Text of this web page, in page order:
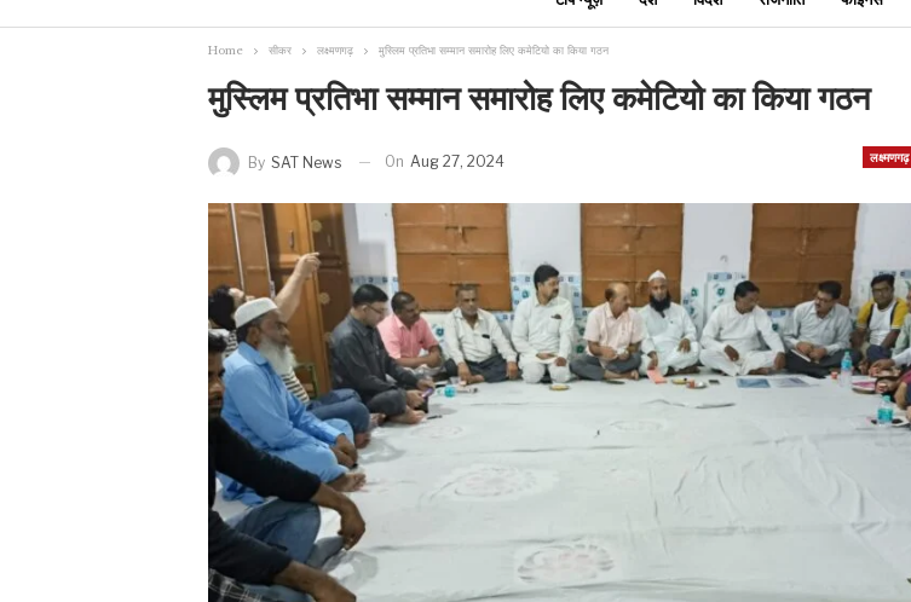
Home सीकर लक्ष्मणगढ़ मुस्लिम प्रतिभा सम्मान समारोह लिए कमेटियो का किया गठन
मुस्लिम प्रतिभा सम्मान समारोह लिए कमेटियो का किया गठन
लक्ष्मणगढ़
By SAT News On Aug 27, 2024